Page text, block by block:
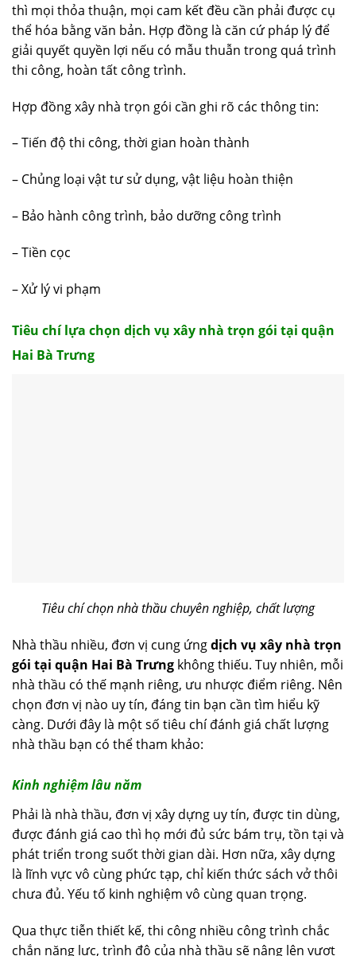
thì mọi thỏa thuận, mọi cam kết đều cần phải được cụ
thể hóa bằng văn bản. Hợp đồng là căn cứ pháp lý để
giải quyết quyền lợi nếu có mẫu thuẫn trong quá trình
thi công, hoàn tất công trình.
Hợp đồng xây nhà trọn gói cần ghi rõ các thông tin:
– Tiến độ thi công, thời gian hoàn thành
– Chủng loại vật tư sử dụng, vật liệu hoàn thiện
– Bảo hành công trình, bảo dưỡng công trình
– Tiền cọc
– Xử lý vi phạm
Tiêu chí lựa chọn dịch vụ xây nhà trọn gói tại quận
Hai Bà Trưng
Tiêu chí chọn nhà thầu chuyên nghiệp, chất lượng
Nhà thầu nhiều, đơn vị cung ứngdịch vụ xây nhà trọn
gói tại quận Hai Bà Trưng không thiếu. Tuy nhiên, mỗi
nhà thầu có thế mạnh riêng, ưu nhược điểm riêng. Nên
chọn đơn vị nào uy tín, đáng tin bạn cần tìm hiểu kỹ
càng. Dưới đây là một số tiêu chí đánh giá chất lượng
nhà thầu bạn có thể tham khảo:
Kinh nghiệm lâu năm
Phải là nhà thầu, đơn vị xây dựng uy tín, được tin dùng,
được đánh giá cao thì họ mới đủ sức bám trụ, tồn tại và
phát triển trong suốt thời gian dài. Hơn nữa, xây dựng
là lĩnh vực vô cùng phức tạp, chỉ kiến thức sách vở thôi
chưa đủ. Yếu tố kinh nghiệm vô cùng quan trọng.
Qua thực tiễn thiết kế, thi công nhiều công trình chắc
chắn năng lực, trình độ của nhà thầu sẽ nâng lên vượt